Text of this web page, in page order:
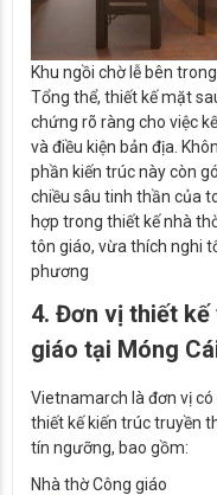
Khu ngồi chờ lễ bên
Tổng thể, thiết kế mặt
chứng rõ ràng cho việc
và điều kiện bản địa.
phần kiến trúc này còn
chiều sâu tinh thần của
hợp trong thiết kế nhà
tôn giáo, vừa thích nghi
phương
4. Đơn vị thiết
giáo tại Móng
Vietnamarch là đơn vị
thiết kế kiến trúc truyền
tín ngưỡng, bao gồm:
Nhà thờ Công giáo